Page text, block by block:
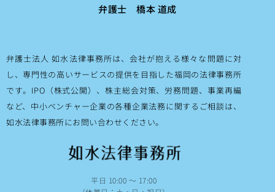
弁護士 橋本 道成
弁護士法人 如水法律事務所は、会社が抱える様々な問題に対
し、専門性の高いサービスの提供を目指した福岡の法律事務所
です。IPO（株式公開）、株主総会対策、労務問題、事業再編
など、中小ベンチャー企業の各種企業法務に関するご相談は、
如水法律事務所にお問い合わせください。
平日 10:00 ～ 17:00